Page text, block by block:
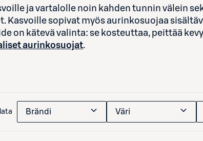
ja vartalolle noin kahden tunnin välein
Kasvoille sopivat myös aurinkosuojaa
on kätevä valinta: se kosteuttaa, peittää
aurinkosuojat.
Brändi Väri